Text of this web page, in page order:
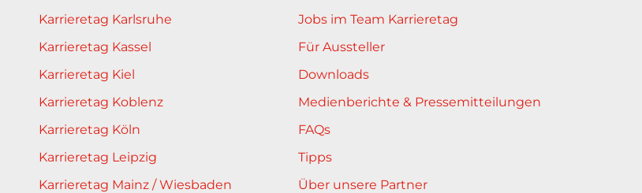
Karrieretag Karlsruhe
Karrieretag Kassel
Karrieretag Kiel
Karrieretag Koblenz
Karrieretag Köln
Karrieretag Leipzig
Karrieretag Mainz / Wiesbaden
Jobs im Team Karrieretag
Für Aussteller
Downloads
Medienberichte & Pressemitteilungen
FAQs
Tipps
Über unsere Partner